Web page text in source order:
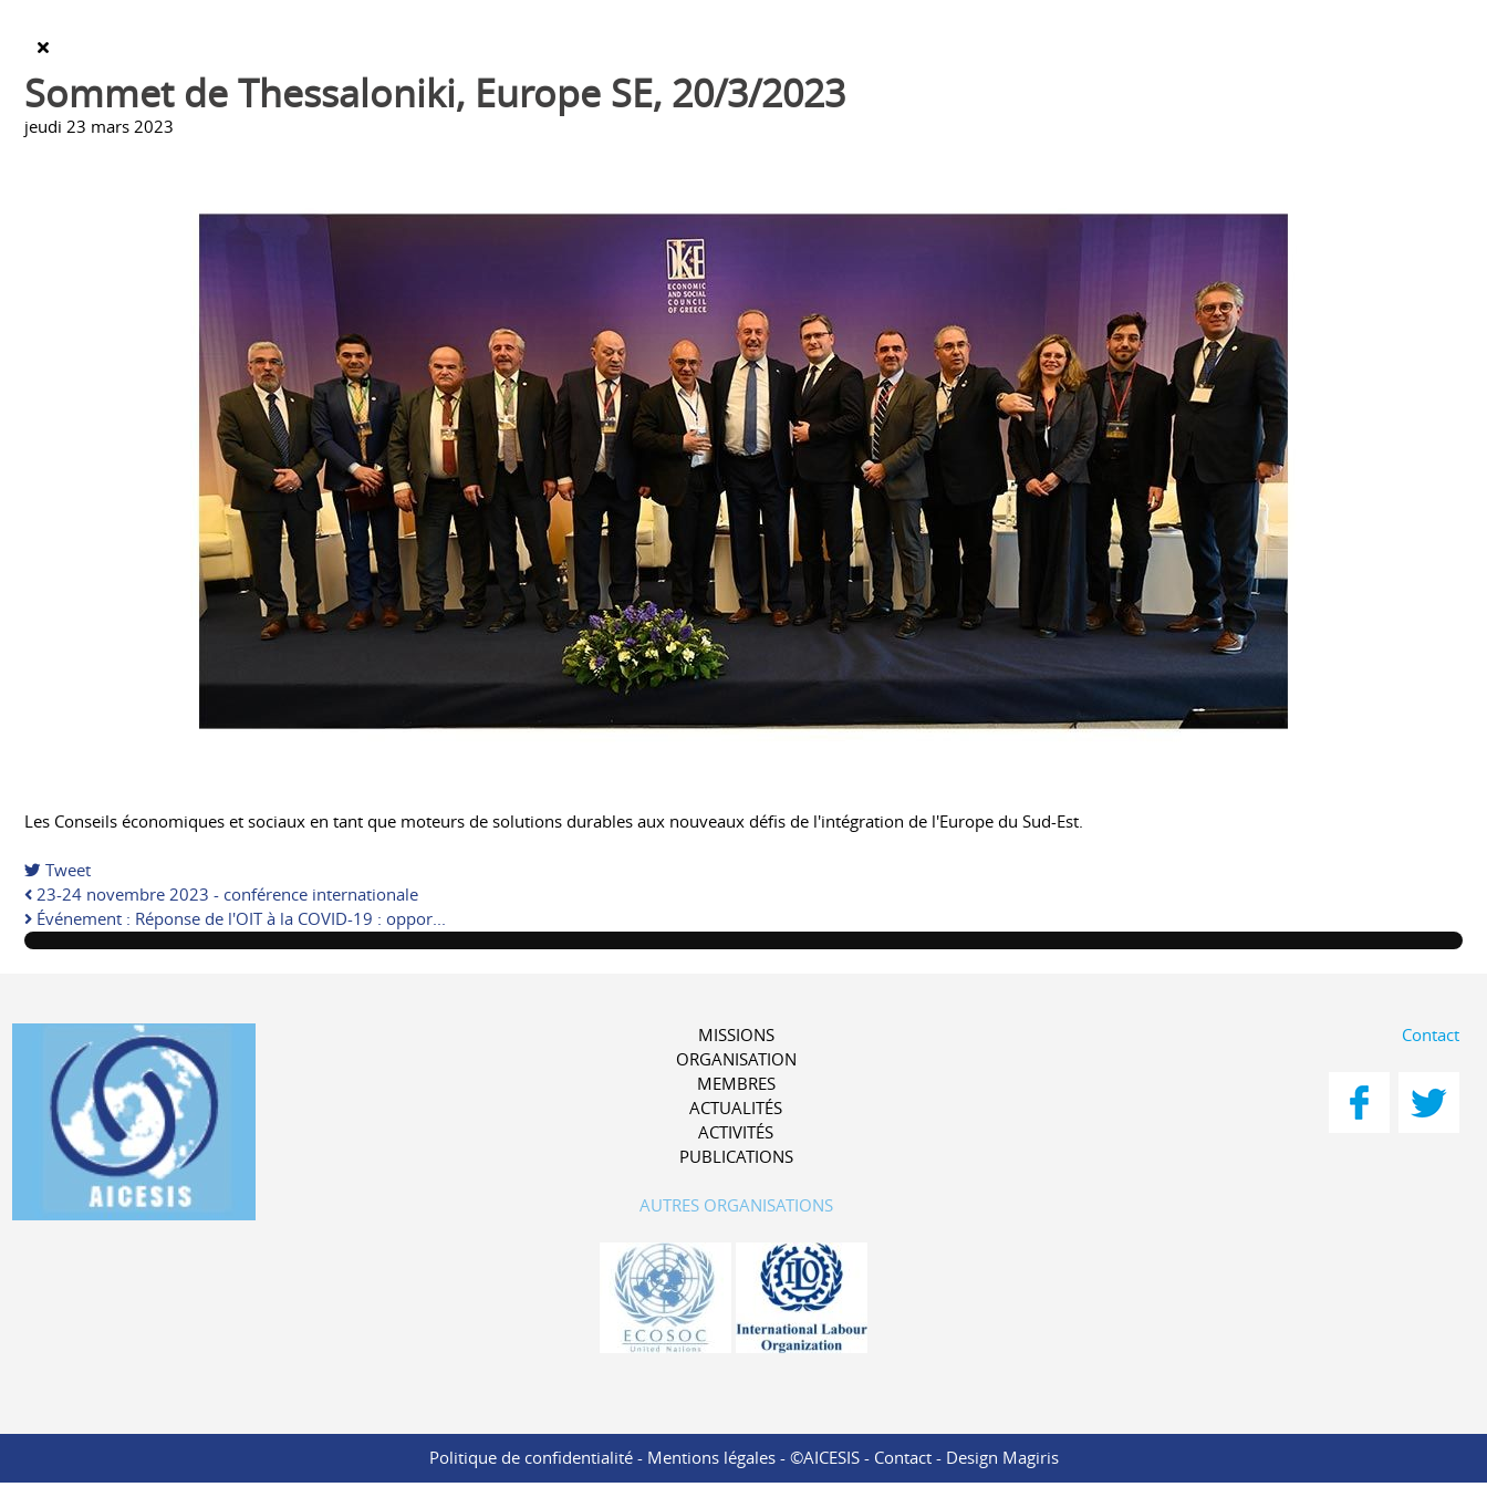
Sommet de Thessaloniki, Europe SE, 20/3/2023
jeudi 23 mars 2023
Les Conseils économiques et sociaux en tant que moteurs de solutions durables aux nouveaux défis de l'intégration de l'Europe du Sud-Est.
Tweet
pinterest
23-24 novembre 2023 - conférence internationale
Événement : Réponse de l'OIT à la COVID-19 : oppor...
MISSIONS
ORGANISATION
MEMBRES
ACTUALITÉS
ACTIVITÉS
PUBLICATIONS
AUTRES ORGANISATIONS
Contact
Politique de confidentialité- Mentions légales- ©AICESIS - Contact- Design Magiris